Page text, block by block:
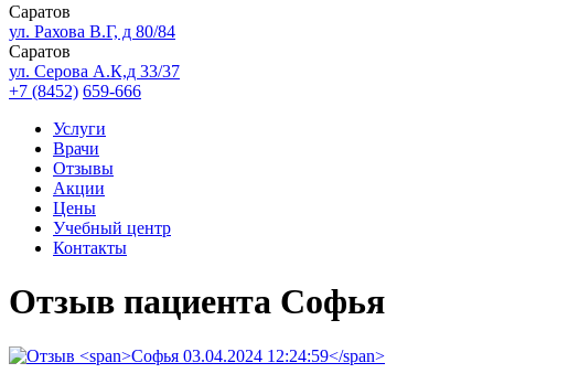
Саратов
ул. Рахова В.Г, д 80/84
Саратов
ул. Серова А.К,д 33/37
+7 (8452) 659-666
Услуги
Врачи
Отзывы
Акции
Цены
Учебный центр
Контакты
Отзыв пациента Софья